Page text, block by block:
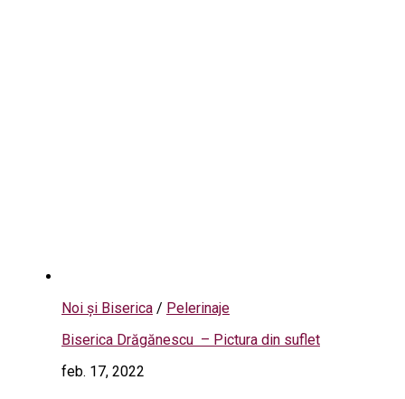
Noi și Biserica / Pelerinaje
Biserica Drăgănescu – Pictura din suflet
feb. 17, 2022